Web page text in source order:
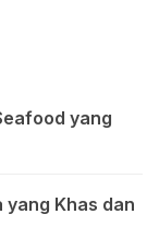
yang
yang Khas dan